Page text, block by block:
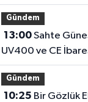
Gündem
13:00Sahte Güneş Gözlüğünde
UV400 ve CE
Yeterli mi?
Gündem
10:25